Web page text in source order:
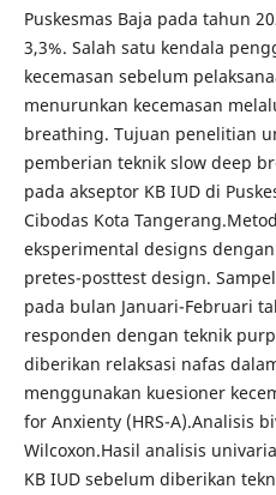
Puskesmas Baja pada tahun
3,3%. Salah satu kendala
kecemasan sebelum
menurunkan kecemasan
breathing. Tujuan penelitian
pemberian teknik slow deep
pada akseptor KB IUD di
Cibodas Kota
eksperimental designs
pretes-posttest design.
pada bulan Januari-Februari
responden dengan teknik
diberikan relaksasi nafas
menggunakan kuesioner
for Anxienty (HRS-A).Analisis
Wilcoxon.Hasil analisis
KB IUD sebelum diberikan